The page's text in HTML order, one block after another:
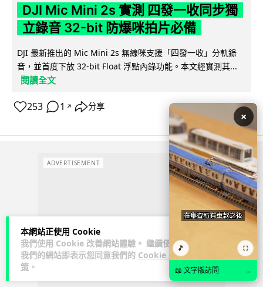
本網站正使用 Cookie
我們使用 Cookie 改善網站體驗。 繼續使用
我們的網站即表示您同意我們的 Cookie 政
策 。
DJI Mic Mini 2s 實測 四發一收同步獨
立錄音 32-bit 防爆咪拍片必備
DJI 最新推出的 Mic Mini 2s 無線咪支援「四發一收」分軌錄
音，並首度下放 32-bit Float 浮點內錄功能。本文經實測其...
閱讀全文
253 1 ↗ 分享
ADVERTISEMENT
×
🎵 ⛶
📖 文字版訪問 →